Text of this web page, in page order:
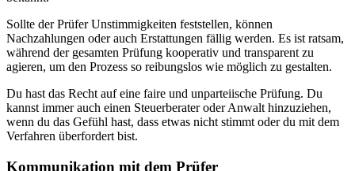
Sollte der Prüfer Unstimmigkeiten feststellen, können
Nachzahlungen oder auch Erstattungen fällig werden. Es ist ratsam,
während der gesamten Prüfung kooperativ und transparent zu
agieren, um den Prozess so reibungslos wie möglich zu gestalten.
Du hast das Recht auf eine faire und unparteiische Prüfung. Du
kannst immer auch einen Steuerberater oder Anwalt hinzuziehen,
wenn du das Gefühl hast, dass etwas nicht stimmt oder du mit dem
Verfahren überfordert bist.
Kommunikation mit dem Prüfer